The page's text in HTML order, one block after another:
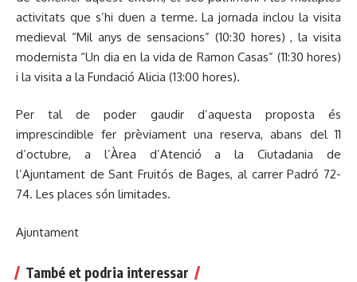
activitats que s’hi duen a terme. La jornada inclou la visita
medieval “Mil anys de sensacions” (10:30 hores) , la visita
modernista “Un dia en la vida de Ramon Casas” (11:30 hores)
i la visita a la Fundació Alicia (13:00 hores).
Per tal de poder gaudir d’aquesta proposta és
imprescindible fer prèviament una reserva, abans del 11
d’octubre, a l’Àrea d’Atenció a la Ciutadania de
l’Ajuntament de Sant Fruitós de Bages, al carrer Padró 72-
74. Les places són limitades.
Ajuntament
També et podria interessar